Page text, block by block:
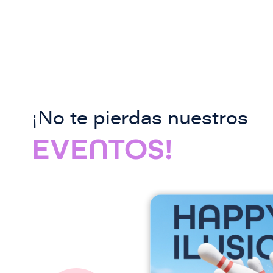
¡No te pierdas nuestros
EVENTOS!
I
g